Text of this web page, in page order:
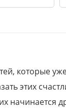
которые
этих
начинается